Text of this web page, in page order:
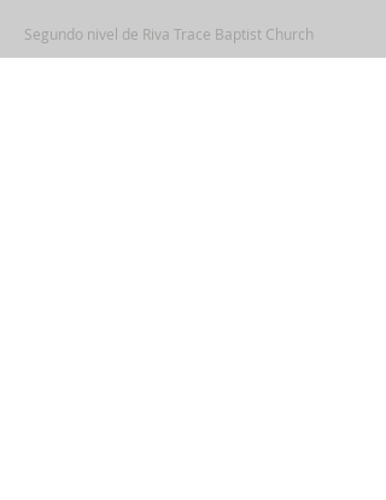
Segundo nivel de Riva Trace Baptist Church